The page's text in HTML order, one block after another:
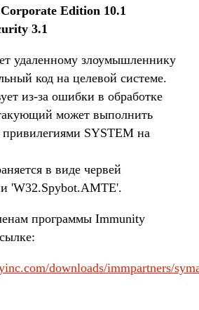
Edition 10.1
3.1
удаленному злоумышленнику
код на целевой системе.
из-за ошибки в обработке
может выполнить
SYSTEM на
в виде червей
'W32.Spybot.AMTE'.
программы Immunity
downloads/immpartners/